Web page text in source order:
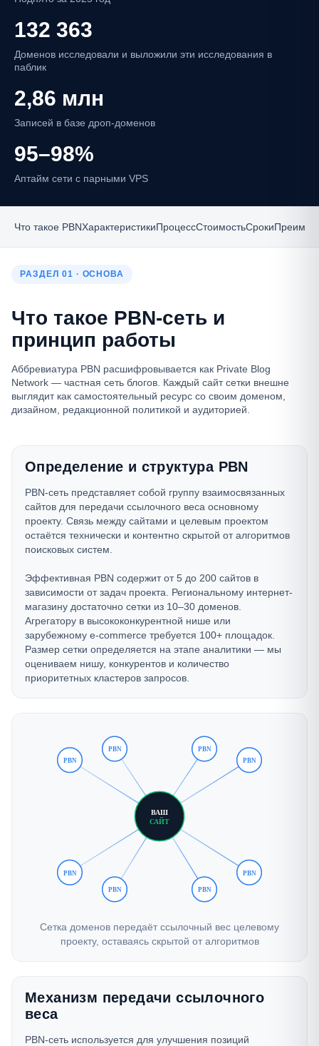
132 363
Доменов исследовали и выложили эти исследования в
паблик
2,86 млн
Записей в базе дроп-доменов
95–98%
Аптайм сети с парными VPS
Что такое PBNХарактеристикиПроцессСтоимостьСроки
РАЗДЕЛ 01 · ОСНОВА
Что такое PBN-сеть и
принцип работы
Аббревиатура PBN расшифровывается как Private Blog
Network — частная сеть блогов. Каждый сайт сетки внешне
выглядит как самостоятельный ресурс со своим доменом,
дизайном, редакционной политикой и аудиторией.
Определение и структура PBN
PBN-сеть представляет собой группу взаимосвязанных
сайтов для передачи ссылочного веса основному
проекту. Связь между сайтами и целевым проектом
остаётся технически и контентно скрытой от алгоритмов
поисковых систем.
Эффективная PBN содержит от 5 до 200 сайтов в
зависимости от задач проекта. Региональному интернет-
магазину достаточно сетки из 10–30 доменов.
Агрегатору в высококонкурентной нише или
зарубежному e-commerce требуется 100+ площадок.
Размер сетки определяется на этапе аналитики — мы
оцениваем нишу, конкурентов и количество
приоритетных кластеров запросов.
Сетка доменов передаёт ссылочный вес целевому
проекту, оставаясь скрытой от алгоритмов
Механизм передачи ссылочного
веса
PBN-сеть используется для улучшения позиций